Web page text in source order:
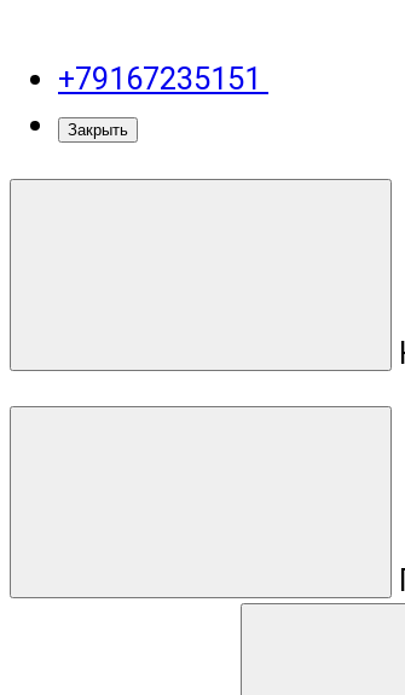
+79167235151
Закрыть